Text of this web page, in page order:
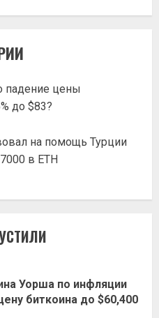
падение цены
до $83?
на помощь Турции
в ETH
Уорша по инфляции
биткоина до $60,400